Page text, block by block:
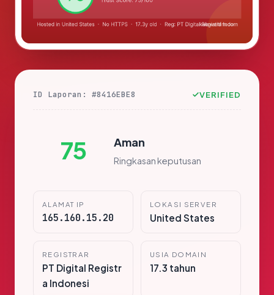
ID Laporan: #8416EBE8 VERIFIED
75 Aman
Ringkasan keputusan
ALAMAT IP
165.160.15.20
LOKASI SERVER
United States
REGISTRAR
PT Digital Registr
a Indonesi
USIA DOMAIN
17.3 tahun